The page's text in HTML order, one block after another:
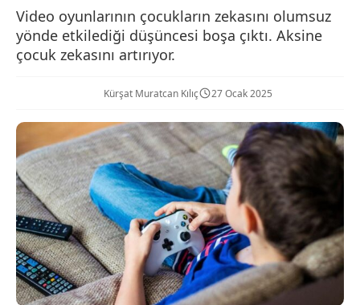
Video oyunlarının çocukların zekasını olumsuz
yönde etkilediği düşüncesi boşa çıktı. Aksine
çocuk zekasını artırıyor.
Kürşat Muratcan Kılıç 27 Ocak 2025